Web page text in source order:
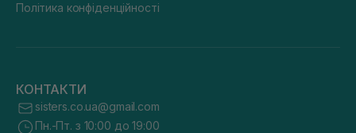
Політика конфіденційності
КОНТАКТИ
sisters.co.ua@gmail.com
Пн.-Пт. з 10:00 до 19:00